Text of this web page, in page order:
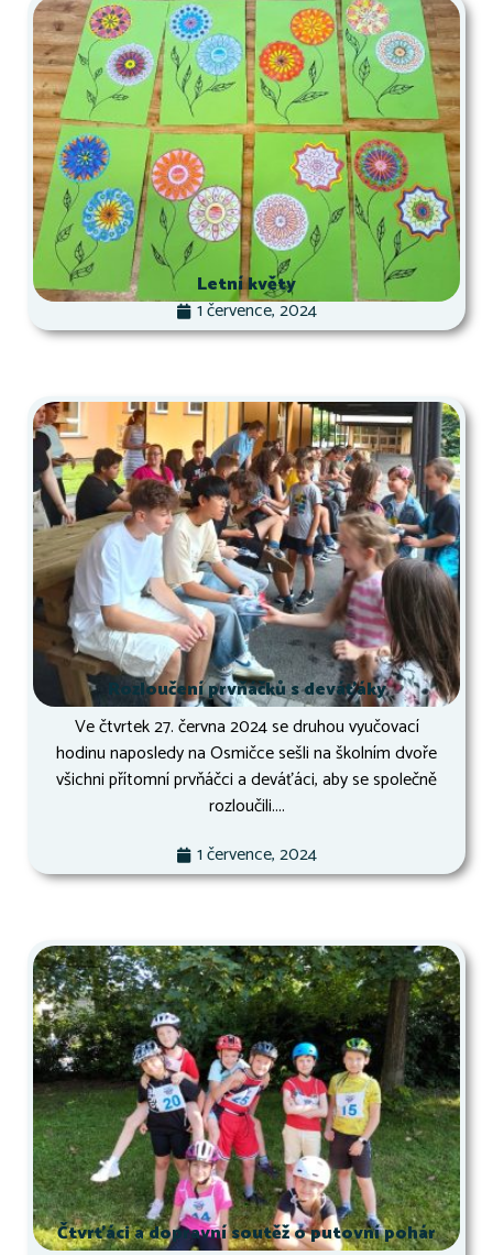
Letní květy
1 července, 2024
Rozloučení prvňáčků s deváťáky
Ve čtvrtek 27. června 2024 se druhou vyučovací
hodinu naposledy na Osmičce sešli na školním dvoře
všichni přítomní prvňáčci a deváťáci, aby se společně
rozloučili....
1 července, 2024
Čtvrťáci a dopravní soutěž o putovní pohár